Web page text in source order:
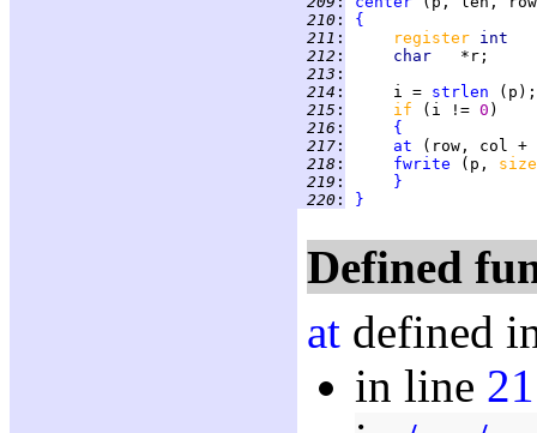
210 :
{
211 : register
212 : char
213 :
214 :
     i =
strlen
215 : if (i != 0
216 :
{
217 : at (row, col
218 : fwrite (p,
219 :
}
220 : }
Defined
at defined
in line